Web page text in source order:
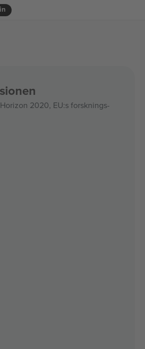
2020, EU:s forsknings-